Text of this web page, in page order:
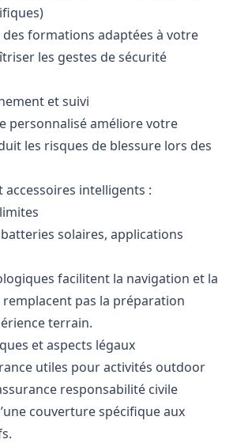
des formations adaptées à votre
les gestes de sécurité
et suivi
personnalisé améliore votre
les risques de blessure lors des
accessoires intelligents :
batteries solaires, applications
facilitent la navigation et la
pas la préparation
terrain.
et aspects légaux
utiles pour activités outdoor
responsabilité civile
couverture spécifique aux